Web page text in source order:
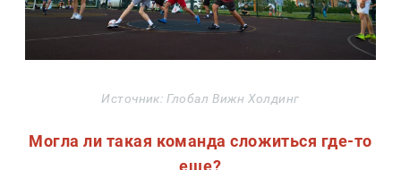
Источник: Глобал Вижн Холдинг
Могла ли такая команда сложиться где-то
еще?